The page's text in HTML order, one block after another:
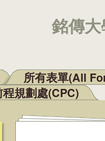
銘傳
所有表單(All
規劃處(CPC)